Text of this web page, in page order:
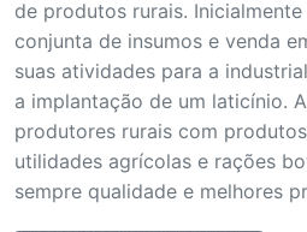
de produtos rurais.
conjunta de insumos e venda
suas atividades para a
a implantação de um laticínio.
produtores rurais com
utilidades agrícolas e rações
sempre qualidade e melhores